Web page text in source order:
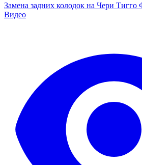
Замена задних колодок на Чери Тигго
Видео